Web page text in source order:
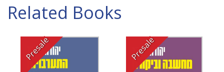
Related Books
Presale Presale